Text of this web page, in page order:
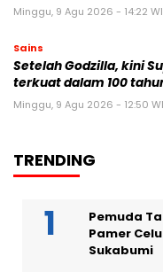
Minggu, 9 Agu 2026 - 14:22
Sains
Setelah Godzilla, kini
terkuat dalam 100
Minggu, 9 Agu 2026 - 12:50
TRENDING
Pemuda
Pamer
Sukabumi